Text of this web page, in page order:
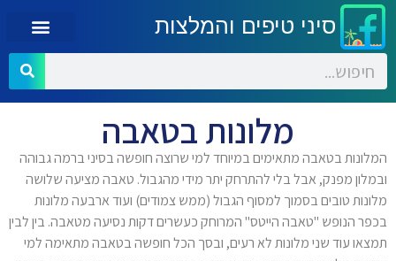
סיני טיפים והמלצות
מלונות בטאבה
המלונות בטאבה מתאימים במיוחד למי שרוצה חופשה בסיני ברמה גבוהה
ובמלון מפנק, אבל בלי להתרחק יתר מידי מהגבול. טאבה מציעה שלושה
מלונות טובים בסמוך למסוף הגבול (ממש צמודים) ועוד ארבעה מלונות
בכפר הנופש "טאבה הייטס" המרוחק כעשרים דקות נסיעה מטאבה. בין לבין
תמצאו עוד שני מלונות לא רעים, ובסך הכל חופשה בטאבה מתאימה למי